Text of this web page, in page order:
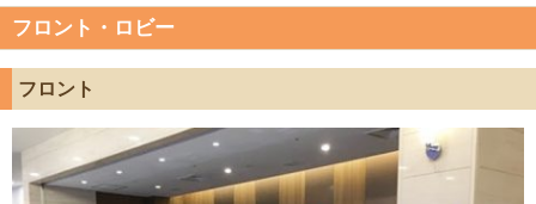
フロント・ロビー
フロント